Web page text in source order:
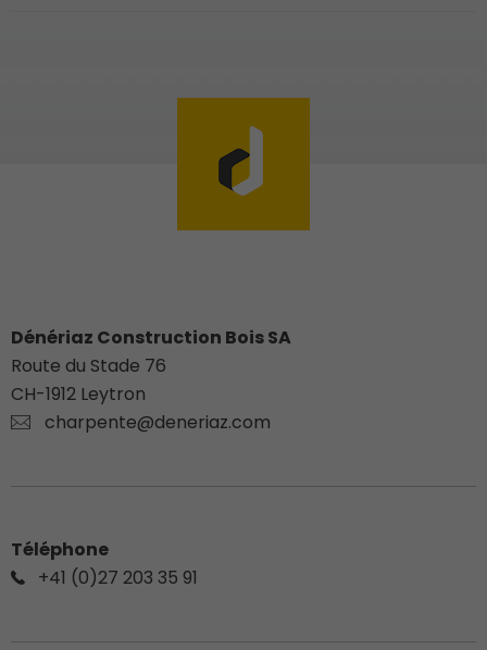
Dénériaz Construction Bois SA
Route du Stade 76
CH-1912 Leytron
charpente@deneriaz.com
Téléphone
+41 (0)27 203 35 91